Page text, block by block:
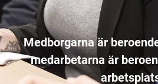
Medborgarna är
medarbetarna är